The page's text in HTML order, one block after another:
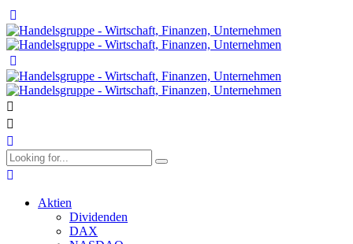
Aktien
Dividenden
DAX